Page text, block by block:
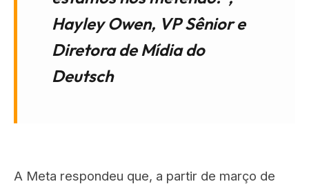
Hayley Owen, VP Sênior e
Diretora de Mídia do
Deutsch
A Meta respondeu que, a partir de março de